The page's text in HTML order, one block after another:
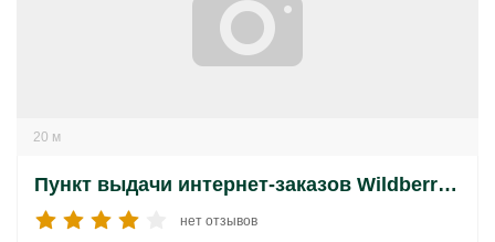
20 м
Пункт выдачи интернет-заказов Wildberries на Лебедянской улице
нет отзывов